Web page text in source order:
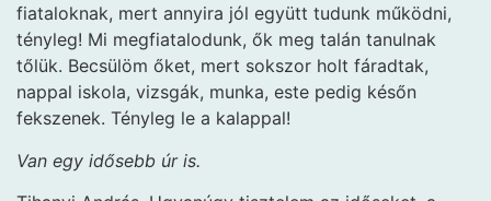
fiataloknak, mert annyira jól együtt tudunk működni,
tényleg! Mi megfiatalodunk, ők meg talán tanulnak
tőlük. Becsülöm őket, mert sokszor holt fáradtak,
nappal iskola, vizsgák, munka, este pedig későn
fekszenek. Tényleg le a kalappal!
Van egy idősebb úr is.